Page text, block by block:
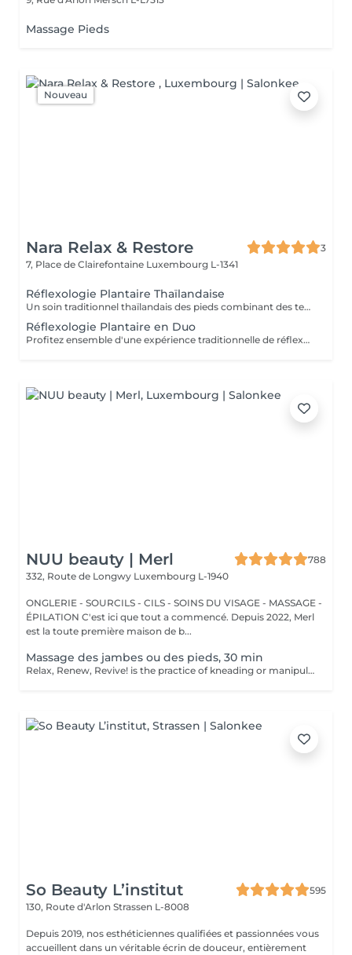
Massage Pieds
Nouveau
Nara Relax & Restore
3
7, Place de Clairefontaine Luxembourg L-1341
Réflexologie Plantaire Thaïlandaise
Un soin traditionnel thaïlandais des pieds combinant des techniques de massage et de pression appliquées aux pieds et au bas des jambes. Ce traitement relaxant aide à soulager les pieds fatigués, à stimuler la circulation, à réduire le stress et à retrouver une agréable sensation d'équilibre et de confort.
Réflexologie Plantaire en Duo
Profitez ensemble d'une expérience traditionnelle de réflexologie plantaire thaïlandaise. Grâce à des techniques de pression ciblées appliquées aux pieds et au bas des jambes, ce soin relaxant aide à soulager les pieds fatigués, stimuler la circulation et favoriser une agréable sensation d'équilibre et de bien-être.
NUU beauty | Merl
788
332, Route de Longwy Luxembourg L-1940
ONGLERIE - SOURCILS - CILS - SOINS DU VISAGE - MASSAGE -
ÉPILATION C'est ici que tout a commencé. Depuis 2022, Merl
est la toute première maison de b...
Massage des jambes ou des pieds, 30 min
Relax, Renew, Revive! is the practice of kneading or manipulating a person's muscles and other soft-tissue in order to reduce stress, reduce muscle pain, increase relaxation and improve the work of the immune system. Benefits of getting legs or feet massage: - reduces stress - relaxing - improves blood circulation - improves body immune system How is massage legs or feet done? - feet and legs are massaged Age restrictions: there are no age restrictions for this procedure. Post procedure recommendations: do not do sport and any sharp movements for 2-3 hours after the procedure. Frequency: 1-2 times per week, 10 times in total. Repeat once in 3-6 months.
So Beauty L’institut
595
130, Route d'Arlon Strassen L-8008
Depuis 2019, nos esthéticiennes qualifiées et passionnées vous
accueillent dans un véritable écrin de douceur, entièrement